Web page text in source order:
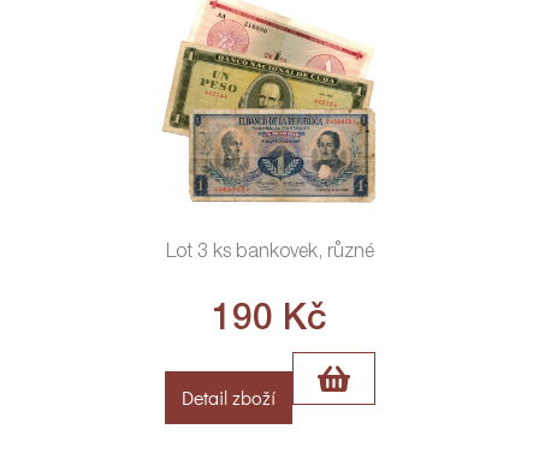
Lot 3 ks bankovek, různé
190 Kč
Detail zboží